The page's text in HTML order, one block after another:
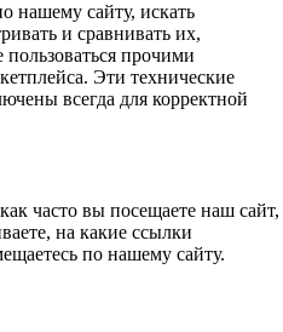
нашему сайту, искать
и сравнивать их,
пользоваться прочими
Эти технические
всегда для корректной
часто вы посещаете наш сайт,
на какие ссылки
по нашему сайту.